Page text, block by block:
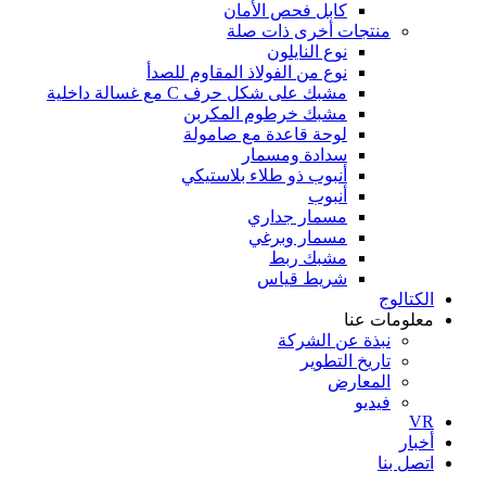
كابل فحص الأمان
منتجات أخرى ذات صلة
نوع النايلون
نوع من الفولاذ المقاوم للصدأ
مشبك على شكل حرف C مع غسالة داخلية
مشبك خرطوم المكربن
لوحة قاعدة مع صامولة
سدادة ومسمار
أنبوب ذو طلاء بلاستيكي
أنبوب
مسمار جداري
مسمار وبرغي
مشبك ربط
شريط قياس
الكتالوج
معلومات عنا
نبذة عن الشركة
تاريخ التطوير
المعارض
فيديو
VR
أخبار
اتصل بنا